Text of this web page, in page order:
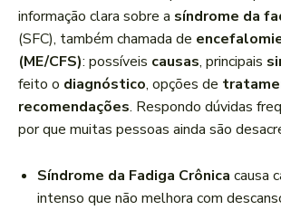
d
o
r
d
e
á
d
informação clara sobre a síndrome da
(SFC), também chamada de
(ME/CFS): possíveis causas, principais
feito o diagnóstico, opções de
recomendações. Respondo dúvidas
por que muitas pessoas ainda são
Síndrome da Fadiga Crônica causa
intenso que não melhora com